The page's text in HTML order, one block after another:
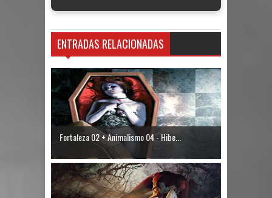
ENTRADAS RELACIONADAS
Fortaleza 02 + Animalismo 04 - Hibe...